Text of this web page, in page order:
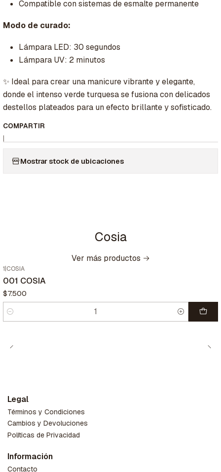
Compatible con sistemas de esmalte permanente
Modo de curado:
Lámpara LED: 30 segundos
Lámpara UV: 2 minutos
✨ Ideal para crear una manicure vibrante y elegante,
donde el intenso verde turquesa se fusiona con delicados
destellos plateados para un efecto brillante y sofisticado.
COMPARTIR
|
Mostrar stock de ubicaciones
Cosia
Ver más productos
1 COSIA
001 COSIA
$7.500
Cantidad
Legal
Términos y Condiciones
Cambios y Devoluciones
Políticas de Privacidad
Información
Contacto